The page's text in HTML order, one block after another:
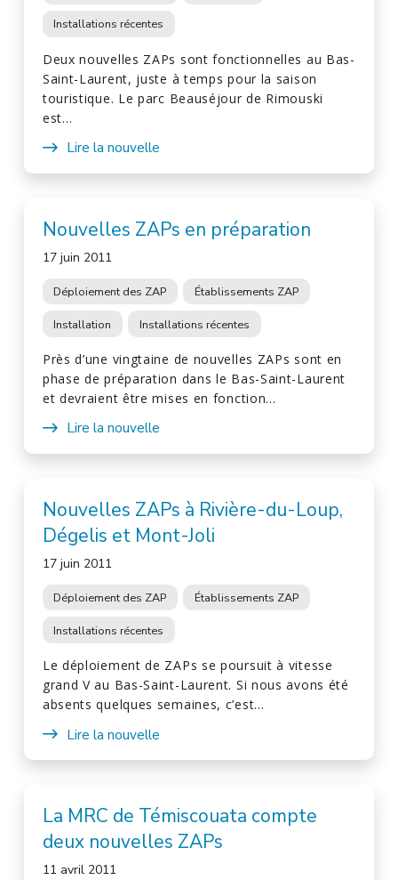
Installations récentes
Deux nouvelles ZAPs sont fonctionnelles au Bas-
Saint-Laurent, juste à temps pour la saison
touristique. Le parc Beauséjour de Rimouski
est…
Lire la nouvelle
Nouvelles ZAPs en préparation
17 juin 2011
Déploiement des ZAP Établissements ZAP
Installation Installations récentes
Près d’une vingtaine de nouvelles ZAPs sont en
phase de préparation dans le Bas-Saint-Laurent
et devraient être mises en fonction…
Lire la nouvelle
Nouvelles ZAPs à Rivière-du-Loup,
Dégelis et Mont-Joli
17 juin 2011
Déploiement des ZAP Établissements ZAP
Installations récentes
Le déploiement de ZAPs se poursuit à vitesse
grand V au Bas-Saint-Laurent. Si nous avons été
absents quelques semaines, c’est…
Lire la nouvelle
La MRC de Témiscouata compte
deux nouvelles ZAPs
11 avril 2011